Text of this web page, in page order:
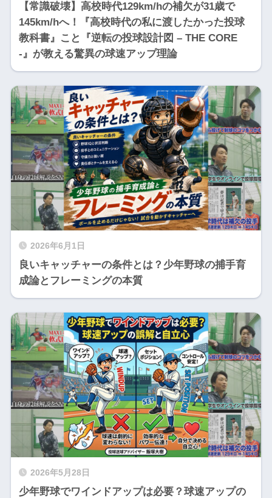
【常識破壊】高校時代129km/hの補欠が31歳で
145km/hへ！『高校時代の私に渡したかった投球
教科書』こと『逆転の投球設計図 – THE CORE
-』が教える驚異の球速アップ理論
2026年6月1日
良いキャッチャーの条件とは？少年野球の捕手育
成論とフレーミングの本質
2026年5月28日
少年野球でワインドアップは必要？球速アップの